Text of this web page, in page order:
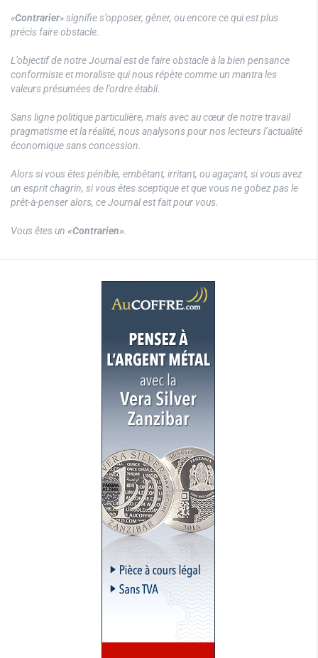
«Contrarier» signifie s’opposer, gêner, ou encore ce qui est plus
précis faire obstacle.
L’objectif de notre Journal est de faire obstacle à la bien pensance
conformiste et moraliste qui nous répète comme un mantra les
valeurs présumées de l’ordre établi.
Sans ligne politique particulière, mais avec au cœur de notre travail
pragmatisme et la réalité, nous analysons pour nos lecteurs l’actualité
économique sans concession.
Alors si vous êtes pénible, embêtant, irritant, ou agaçant, si vous avez
un esprit chagrin, si vous êtes sceptique et que vous ne gobez pas le
prêt-à-penser alors, ce Journal est fait pour vous.
Vous êtes un «Contrarien».